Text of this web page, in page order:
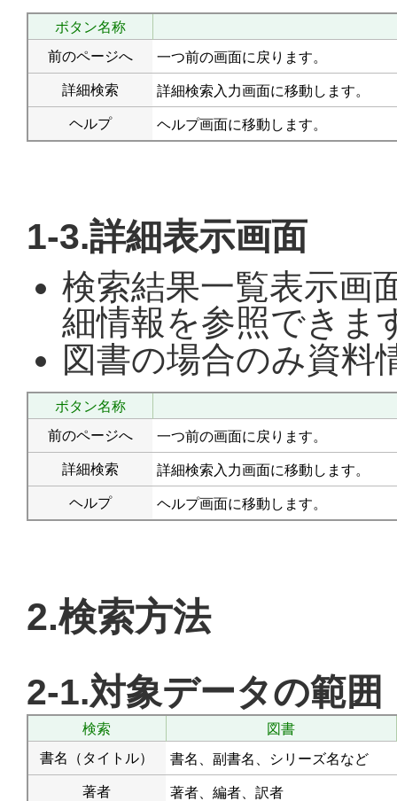
ボタン名称
前のページへ
一つ前の画面に戻ります。
詳細検索 詳細検索入力画面に移動します。
ヘルプ ヘルプ画面に移動します。
1-3.詳細表示画面
検索結果一覧表示画
細情報を参照できま
図書の場合のみ資料
ボタン名称
前のページへ
一つ前の画面に戻ります。
詳細検索 詳細検索入力画面に移動します。
ヘルプ ヘルプ画面に移動します。
2.検索方法
2-1.対象データの範囲
検索
図書
書名（タイトル）
書名、副書名、シリーズ名など
著者 著者、編者、訳者